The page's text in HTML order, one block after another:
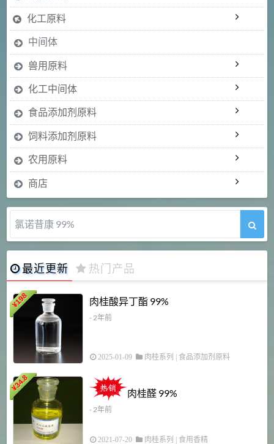
化工原料
中间体
兽用原料
化工中间体
食品添加剂原料
饲料添加剂原料
农用原料
商店
氯诺昔康 99%
最近更新 热门产品
¥
198 肉桂酸异丁酯 99%
- 2年前
2025-01-09 肉桂系列 食品添加剂原料
¥
34.8
肉桂醛 99%
- 2年前
2021-07-20 肉桂系列 食用香精